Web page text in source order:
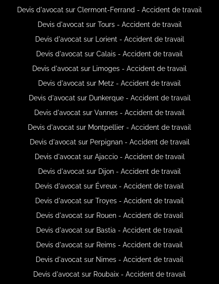
Devis d'avocat sur Clermont-Ferrand - Accident de travail
Devis d'avocat sur Tours - Accident de travail
Devis d'avocat sur Lorient - Accident de travail
Devis d'avocat sur Calais - Accident de travail
Devis d'avocat sur Limoges - Accident de travail
Devis d'avocat sur Metz - Accident de travail
Devis d'avocat sur Dunkerque - Accident de travail
Devis d'avocat sur Vannes - Accident de travail
Devis d'avocat sur Montpellier - Accident de travail
Devis d'avocat sur Perpignan - Accident de travail
Devis d'avocat sur Ajaccio - Accident de travail
Devis d'avocat sur Dijon - Accident de travail
Devis d'avocat sur Évreux - Accident de travail
Devis d'avocat sur Troyes - Accident de travail
Devis d'avocat sur Rouen - Accident de travail
Devis d'avocat sur Bastia - Accident de travail
Devis d'avocat sur Reims - Accident de travail
Devis d'avocat sur Nimes - Accident de travail
Devis d'avocat sur Roubaix - Accident de travail